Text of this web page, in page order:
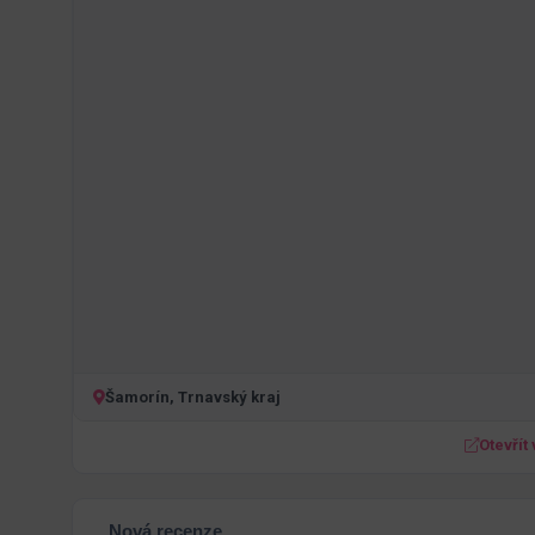
Šamorín, Trnavský kraj
Otevřít
Nová recenze